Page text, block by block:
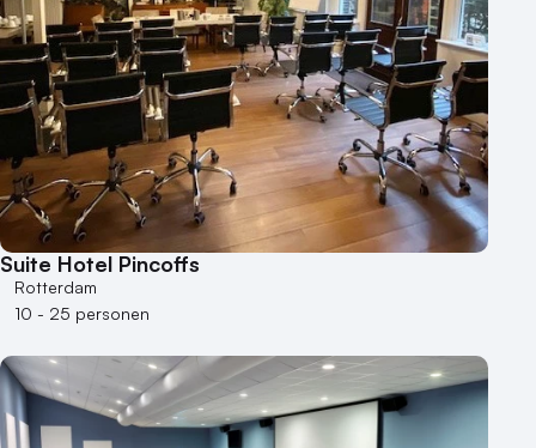
Suite Hotel Pincoffs
Rotterdam
10 - 25 personen